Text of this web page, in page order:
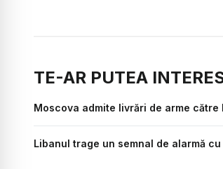
TE-AR PUTEA
Moscova admite livrări de arme
Libanul trage un semnal de alarmă